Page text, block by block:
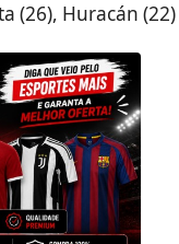
(26), Huracán